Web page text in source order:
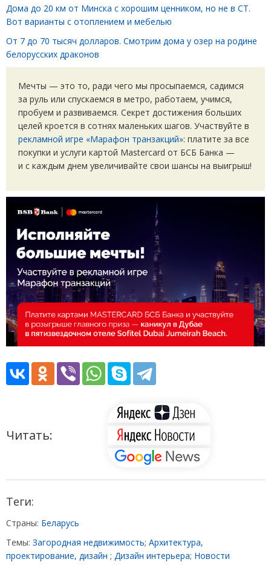
Дома до 20 км от Минска с хорошим ценником, но не в СТ.
Вот варианты с отоплением и мебелью
От 7 до 70 тысяч долларов. Смотрим дома у озер на родине
белорусских драконов
Мечты — это то, ради чего мы просыпаемся, садимся
за руль или спускаемся в метро, работаем, учимся,
пробуем и развиваемся. Секрет достижения больших
целей кроется в сотнях маленьких шагов. Участвуйте в
рекламной игре «Марафон транзакций»: платите за все
покупки и услуги картой Mastercard от БСБ Банка —
и с каждым днем увеличивайте свои шансы на выигрыш!
Читать:
Теги:
Страны: Беларусь
Темы: Загородная недвижимость; Архитектура,
проектирование, дизайн ; Дизайн интерьера; Новости